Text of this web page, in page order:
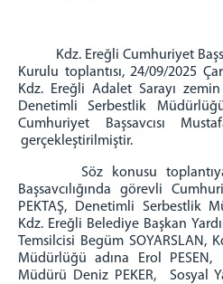
Mahkemeler
Ceza Mahkemeleri
Hukuk Mahkemeleri
Mülhakat Adliyemiz
FAALİYET RAPORU
İLETİŞİM
İletişim Bilgileri
Kdz. Ereğli Cumhuriyet
Kurulu toplantısı, 24/09/2025
Kdz. Ereğli Adalet Sarayı
Denetimli Serbestlik
Cumhuriyet Başsavcısı
gerçekleştirilmiştir.
Söz konusu toplantıya
Başsavcılığında görevli
PEKTAŞ, Denetimli Serbestlik
Kdz. Ereğli Belediye Başkan
Temsilcisi Begüm SOYARSLAN,
Müdürlüğü adına Erol
Müdürü Deniz PEKER, Sosyal